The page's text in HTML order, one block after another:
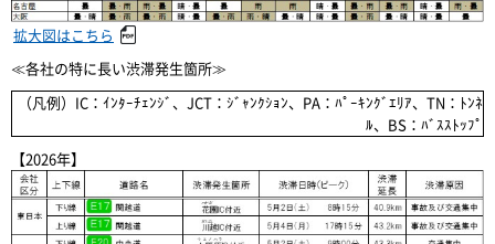
拡大図はこちら
≪各社の特に長い渋滞発生箇所≫
（凡例）IC：ｲﾝﾀｰﾁｪﾝｼﾞ、JCT：ｼﾞｬﾝｸｼｮﾝ、PA：ﾊﾟｰｷﾝｸﾞｴﾘｱ、TN：ﾄﾝﾈ
ﾙ、BS：ﾊﾞｽｽﾄｯﾌﾟ
【2026年】